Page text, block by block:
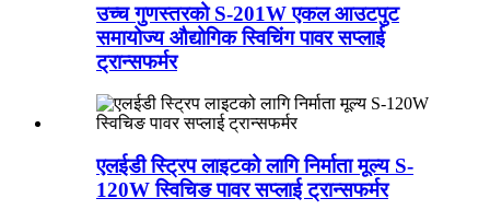
उच्च गुणस्तरको S-201W एकल आउटपुट
समायोज्य औद्योगिक स्विचिंग पावर सप्लाई
ट्रान्सफर्मर
एलईडी स्ट्रिप लाइटको लागि निर्माता मूल्य S-
120W स्विचिङ पावर सप्लाई ट्रान्सफर्मर